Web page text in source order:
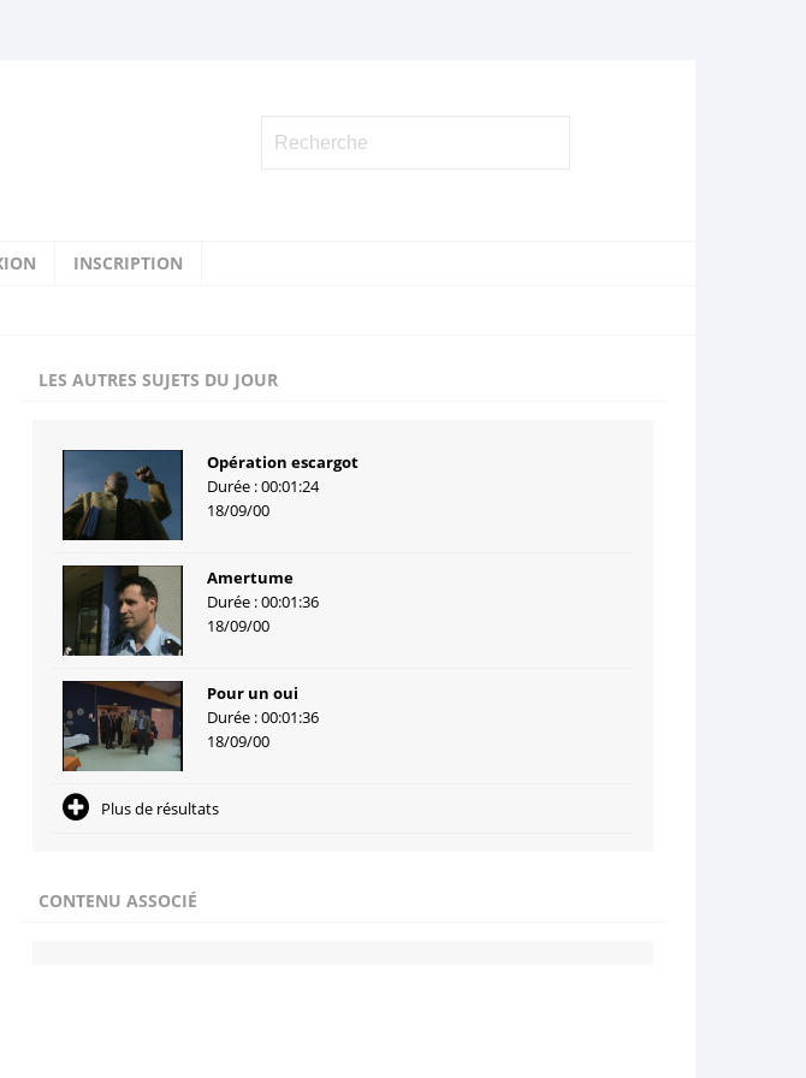
INSCRIPTION
LES AUTRES SUJETS DU JOUR
Opération escargot
Durée : 00:01:24
18/09/00
Amertume
Durée : 00:01:36
18/09/00
Pour un oui
Durée : 00:01:36
18/09/00
Plus de résultats
CONTENU ASSOCIÉ